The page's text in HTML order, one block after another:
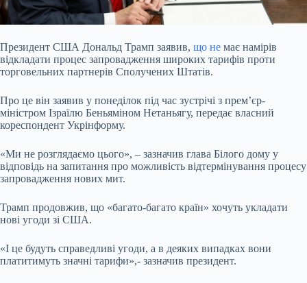
Президент США Дональд Трамп заявив, що не має намірів
відкладати процес запровадження широких тарифів проти
торговельних партнерів Сполучених Штатів.
Про це він заявив у понеділок під час зустрічі з прем’єр-
міністром Ізраїлю Беньяміном Нетаньягу, передає власний
кореспондент Укрінформу.
«Ми не розглядаємо цього», – зазначив глава Білого дому у
відповідь на запитання про можливість відтермінування процесу
запровадження нових мит.
Трамп продовжив, що «багато-багато країн» хочуть укладати
нові угоди зі США.
«І це будуть справедливі угоди, а в деяких випадках вони
платитимуть значні тарифи»,- зазначив президент.